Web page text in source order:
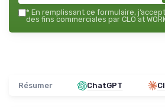
* En remplissant ce formulaire,
des fins commerciales par CLO at
Résumer ChatGPT